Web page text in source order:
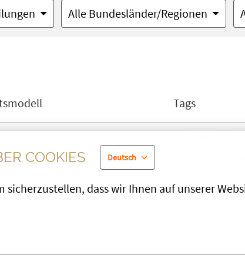
COOKIES Deutsch
sicherzustellen, dass wir Ihnen auf unserer
Alle Bundesländer/Regionen
Tags
Naturresort